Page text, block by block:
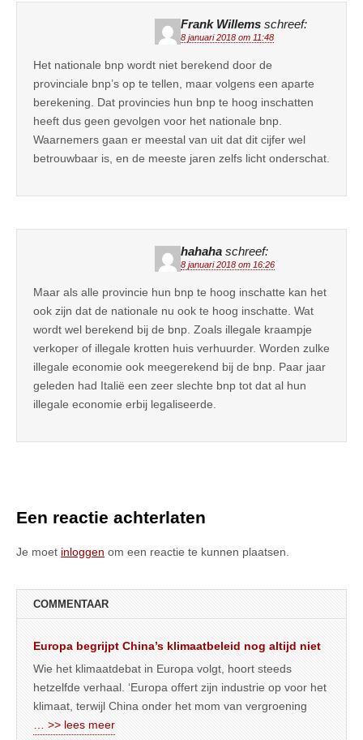
Frank Willems schreef:
8 januari 2018 om 11:48
Het nationale bnp wordt niet berekend door de
provinciale bnp’s op te tellen, maar volgens een aparte
berekening. Dat provincies hun bnp te hoog inschatten
heeft dus geen gevolgen voor het nationale bnp.
Waarnemers gaan er meestal van uit dat dit cijfer wel
betrouwbaar is, en de meeste jaren zelfs licht onderschat.
hahaha schreef:
8 januari 2018 om 16:26
Maar als alle provincie hun bnp te hoog inschatte kan het
ook zijn dat de nationale nu ook te hoog inschatte. Wat
wordt wel berekend bij de bnp. Zoals illegale kraampje
verkoper of illegale krotten huis verhuurder. Worden zulke
illegale economie ook meegerekend bij de bnp. Paar jaar
geleden had Italië een zeer slechte bnp tot dat al hun
illegale economie erbij legaliseerde.
Een reactie achterlaten
Je moet inloggen om een reactie te kunnen plaatsen.
COMMENTAAR
Europa begrijpt China’s klimaatbeleid nog altijd niet
Wie het klimaatdebat in Europa volgt, hoort steeds
hetzelfde verhaal. ‘Europa offert zijn industrie op voor het
klimaat, terwijl China onder het mom van vergroening
… >> lees meer